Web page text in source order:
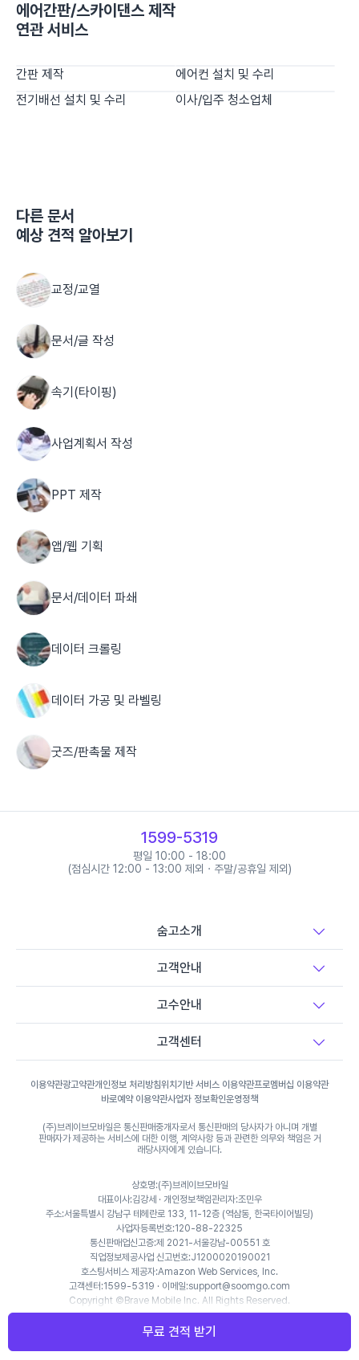
에어간판/스카이댄스 제작
연관 서비스
간판 제작
에어컨 설치 및 수리
전기배선 설치 및 수리
이사/입주 청소업체
다른 문서
예상 견적 알아보기
교정/교열
문서/글 작성
속기(타이핑)
사업계획서 작성
PPT 제작
앱/웹 기획
문서/데이터 파쇄
데이터 크롤링
데이터 가공 및 라벨링
굿즈/판촉물 제작
고보라이트 제작 및 설치
명함 인쇄
무료 견적 받기
1599-5319
평일 10:00 - 18:00
(점심시간 12:00 - 13:00 제외 · 주말/공휴일 제외)
숨고소개
고객안내
고수안내
고객센터
이용약관광고약관개인정보 처리방침위치기반 서비스 이용약관프로멤버십 이용약관
바로예약 이용약관사업자 정보확인운영정책
(주)브레이브모바일은 통신판매중개자로서 통신판매의 당사자가 아니며 개별
판매자가 제공하는 서비스에 대한 이행, 계약사항 등과 관련한 의무와 책임은 거
래당사자에게 있습니다.
상호명:(주)브레이브모바일
대표이사:김강세 · 개인정보책임관리자:조민우
주소:서울특별시 강남구 테헤란로 133, 11-12층 (역삼동, 한국타이어빌딩)
사업자등록번호:120-88-22325
통신판매업신고증:제 2021-서울강남-00551 호
직업정보제공사업 신고번호:J1200020190021
호스팅서비스 제공자:Amazon Web Services, Inc.
고객센터:1599-5319 · 이메일:support@soomgo.com
Copyright ©Brave Mobile Inc. All Rights Reserved.